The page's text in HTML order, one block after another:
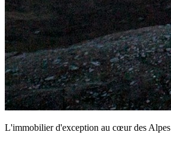
L'immobilier d'exception au cœur des Alpes